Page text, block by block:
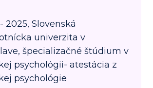
2025, Slovenská
univerzita v
špecializačné štúdium v
psychológii- atestácia z
psychológie